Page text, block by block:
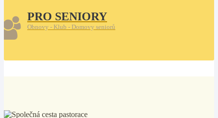
PRO SENIORY
Obnovy - Klub - Domovy seniorů